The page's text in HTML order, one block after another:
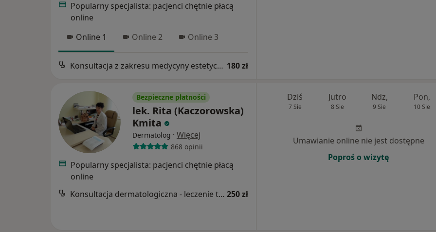
Popularny specjalista: pacjenci chętnie płacą
online
Online 1
Online 2 Online 3
Konsultacja z zakresu medycyny estetycznej 180 zł
Bezpieczne płatności
lek. Rita (Kaczorowska)
Kmita
Dermatolog · Więcej
868 opinii
Popularny specjalista: pacjenci chętnie płacą
online
Konsultacja dermatologiczna - leczenie trądziku 250 zł
Dziś
7 Sie
Jutro
8 Sie
Ndz,
9 Sie
Pon,
10 Sie
Umawianie online nie jest dostępne
Poproś o wizytę